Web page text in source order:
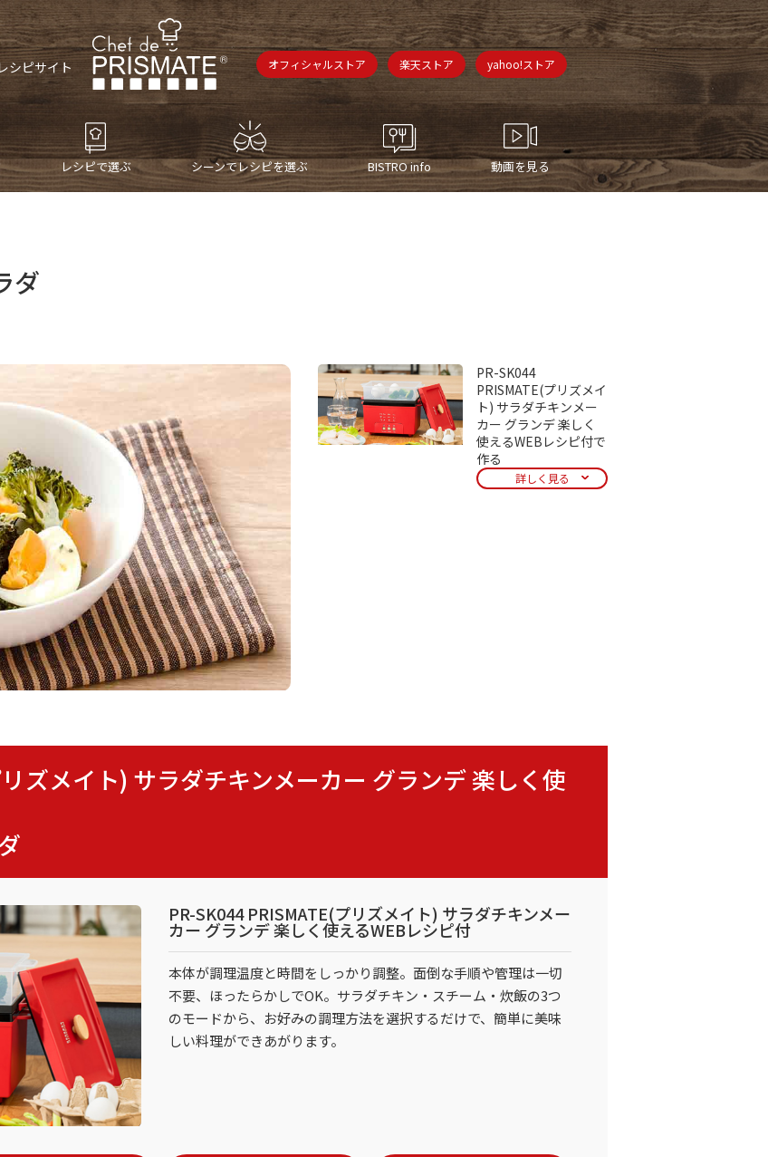
シピサイト オフィシャルストア 楽天ストア yahoo!ストア
レシピで選ぶ シーンでレシピを選ぶ BISTRO info 動画を見る
ダ
PR-SK044
PRISMATE(プリズメイ
ト) サラダチキンメー
カー グランデ 楽しく
使えるWEBレシピ付で
作る
詳しく見る
ズメイト) サラダチキンメーカー グランデ 楽しく使
PR-SK044 PRISMATE(プリズメイト) サラダチキンメー
カー グランデ 楽しく使えるWEBレシピ付
本体が調理温度と時間をしっかり調整。面倒な手順や管理は一切
不要、ほったらかしでOK。サラダチキン・スチーム・炊飯の3つ
のモードから、お好みの調理方法を選択するだけで、簡単に美味
しい料理ができあがります。